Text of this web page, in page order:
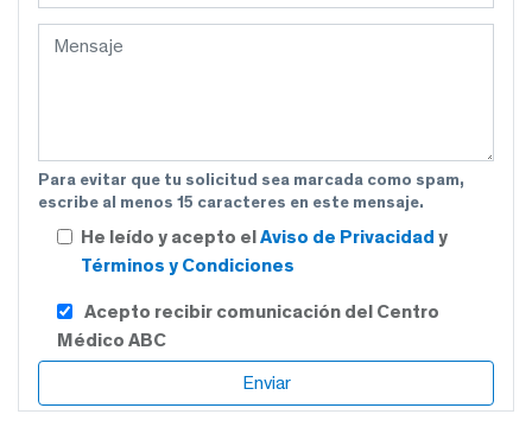
Para evitar que tu solicitud sea marcada como spam,
escribe al menos 15 caracteres en este mensaje.
He leído y acepto elAviso de Privacidad y
Términos y Condiciones
Acepto recibir comunicación del Centro
Médico ABC